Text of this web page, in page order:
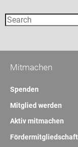
Mitmachen
Spenden
Mitglied werden
Aktiv mitmachen
Fördermitgliedschaft